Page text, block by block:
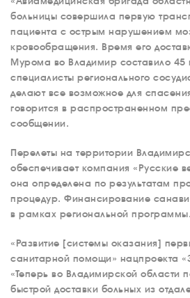
больницы совершила первую
пациента с острым нарушением
кровообращения. Время его
Мурома во Владимир составило 45
специалисты регионального
делают все возможное для
говорится в распространенном
сообщении.
Перелеты на территории
обеспечивает компания «Русские
она определена по результатам
процедур. Финансирование
в рамках региональной программы.
«Развитие [системы оказания]
санитарной помощи» нацпроекта
«Теперь во Владимирской области
быстрой доставки больных из